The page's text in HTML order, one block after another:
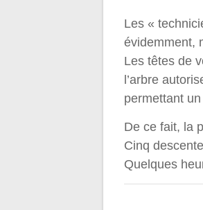
Les «
évidemment,
Les têtes de
l’arbre
permettant
De ce fait, la
Cinq
Quelques